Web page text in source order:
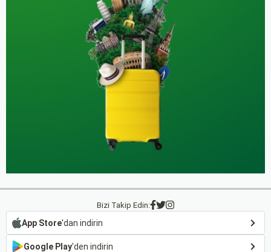
Bizi Takip Edin:
App Store'dan indirin
Google Play'den indirin